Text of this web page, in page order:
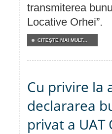
transmiterea
Locative Orhei”.
CITEŞTE MAI MULT...
Cu privire la
declararea
privat a UAT